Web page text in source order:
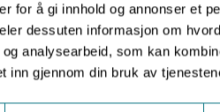
for å gi innhold og annonser et
dessuten informasjon om
analysearbeid, som kan
inn gjennom din bruk av